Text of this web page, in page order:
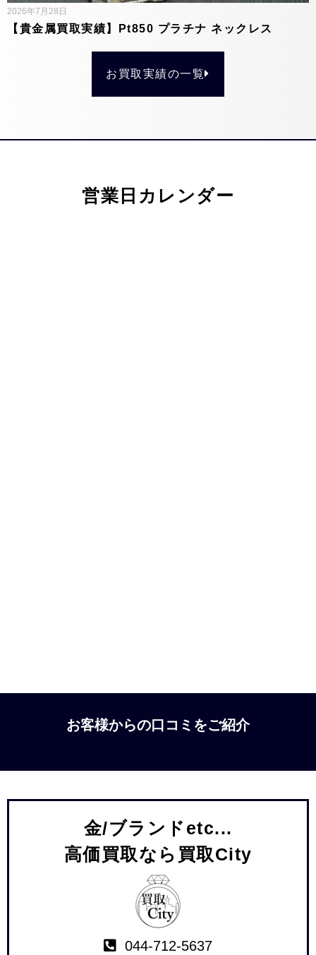
【貴金属買取実績】Pt850 プラチナ ネックレス
2026年7月28日
お買取実績の一覧
営業日カレンダー
お客様からの口コミをご紹介
金/ブランドetc...
高価買取なら買取City
044-712-5637